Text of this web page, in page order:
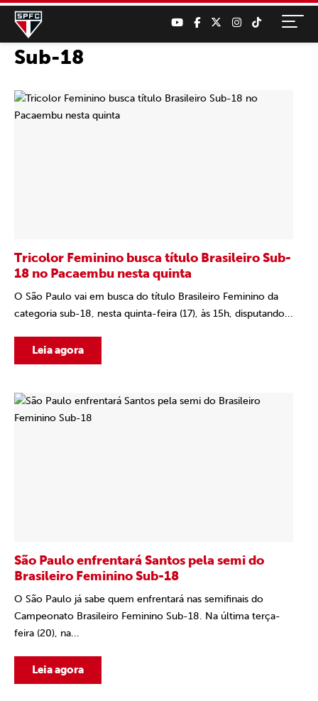
Sub-18
Tricolor Feminino busca título Brasileiro Sub-
18 no Pacaembu nesta quinta
O São Paulo vai em busca do título Brasileiro Feminino da
categoria sub-18, nesta quinta-feira (17), às 15h, disputando...
Leia agora
São Paulo enfrentará Santos pela semi do
Brasileiro Feminino Sub-18
O São Paulo já sabe quem enfrentará nas semifinais do
Campeonato Brasileiro Feminino Sub-18. Na última terça-
feira (20), na...
Leia agora